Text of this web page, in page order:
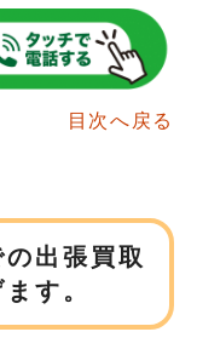
目次へ戻る
出張買取
す。